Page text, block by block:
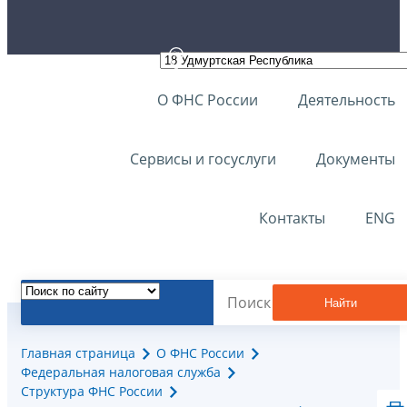
О ФНС России Деятельность
Сервисы и госуслуги Документы
Контакты ENG
Найти
Главная страница
О ФНС России
Федеральная налоговая служба
Структура ФНС России